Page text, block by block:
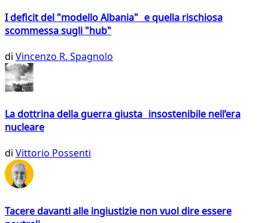
I deficit del "modello Albania" e quella rischiosa
scommessa sugli "hub"
di Vincenzo R. Spagnolo
La dottrina della guerra giusta insostenibile nell’era
nucleare
di Vittorio Possenti
Tacere davanti alle ingiustizie non vuol dire essere